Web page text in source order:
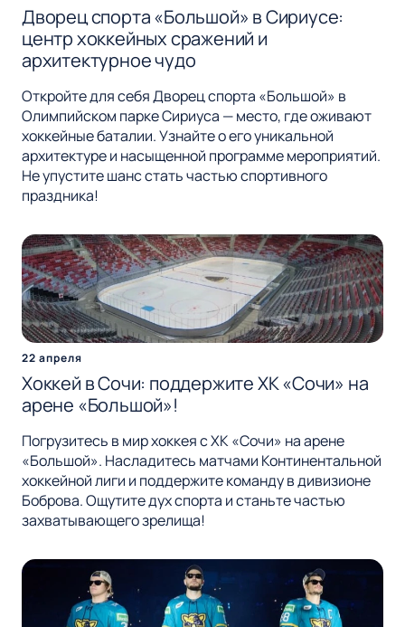
Дворец спорта «Большой» в Сириусе:
центр хоккейных сражений и
архитектурное чудо
Откройте для себя Дворец спорта «Большой» в
Олимпийском парке Сириуса — место, где оживают
хоккейные баталии. Узнайте о его уникальной
архитектуре и насыщенной программе мероприятий.
Не упустите шанс стать частью спортивного
праздника!
22 апреля
Хоккей в Сочи: поддержите ХК «Сочи» на
арене «Большой»!
Погрузитесь в мир хоккея с ХК «Сочи» на арене
«Большой». Насладитесь матчами Континентальной
хоккейной лиги и поддержите команду в дивизионе
Боброва. Ощутите дух спорта и станьте частью
захватывающего зрелища!